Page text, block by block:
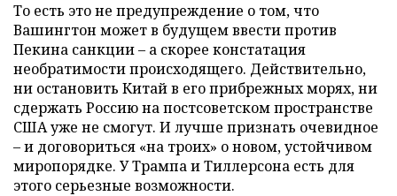
То есть это не предупреждение о том, что
Вашингтон может в будущем ввести против
Пекина санкции – а скорее констатация
необратимости происходящего. Действительно,
ни остановить Китай в его прибрежных морях, ни
сдержать Россию на постсоветском пространстве
США уже не смогут. И лучше признать очевидное
– и договориться «на троих» о новом, устойчивом
миропорядке. У Трампа и Тиллерсона есть для
этого серьезные возможности.